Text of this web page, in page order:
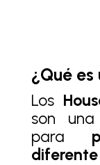
¿Qué es
Los
son
para
diferente